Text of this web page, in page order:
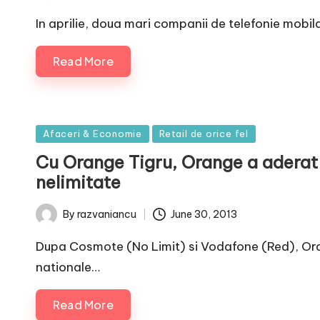
In aprilie, doua mari companii de telefonie
Read More
Posted
in
Afaceri & Economie Retail de orice fel
Cu Orange Tigru, Orange a
nelimitate
PostedBy razvaniancu June 30, 2013
Dupa Cosmote (No Limit) si Vodafone (Red),
nationale…
Read More